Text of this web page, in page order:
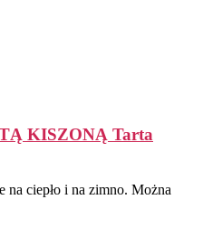
KISZONĄ Tarta
na ciepło i na zimno. Można